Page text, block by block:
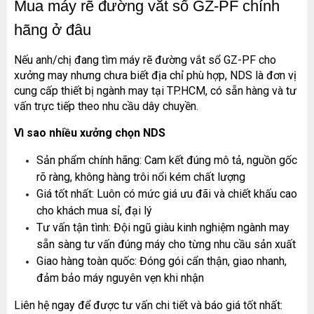
Mua máy rẽ đường vắt sổ GZ-PF chính
hãng ở đâu
Nếu anh/chị đang tìm máy rẽ đường vắt sổ GZ-PF cho
xưởng may nhưng chưa biết địa chỉ phù hợp, NDS là đơn vị
cung cấp thiết bị ngành may tại TP.HCM, có sẵn hàng và tư
vấn trực tiếp theo nhu cầu dây chuyền.
Vì sao nhiều xưởng chọn NDS
Sản phẩm chính hãng: Cam kết đúng mô tả, nguồn gốc
rõ ràng, không hàng trôi nổi kém chất lượng
Giá tốt nhất: Luôn có mức giá ưu đãi và chiết khấu cao
cho khách mua sỉ, đại lý
Tư vấn tận tình: Đội ngũ giàu kinh nghiệm ngành may
sẵn sàng tư vấn đúng máy cho từng nhu cầu sản xuất
Giao hàng toàn quốc: Đóng gói cẩn thận, giao nhanh,
đảm bảo máy nguyên vẹn khi nhận
Liên hệ ngay để được tư vấn chi tiết và báo giá tốt nhất:
Máy May Bao Cầm Tay: Chọn Máy Chạy Pin Hay
Chạy Điện Tốt Hơn? So Sánh Chi Tiết 2025
Thứ tư, 20/11/2024
Bền, Dễ Sử Dụng (Top 3 Nên Mua)
MÁY MAY BAO CẦM TAY TRỤ ĐỨNG 2 KIM
Đăng nhập để xem giá sỉ
Giá bán lẻ:
MÁY QUẤN DÂY ĐAI TỰ ĐỘNG
Đăng nhập để xem giá sỉ
Giá bán lẻ: